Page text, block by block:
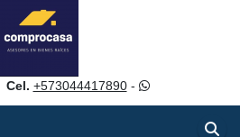
Cel. +573044417890-